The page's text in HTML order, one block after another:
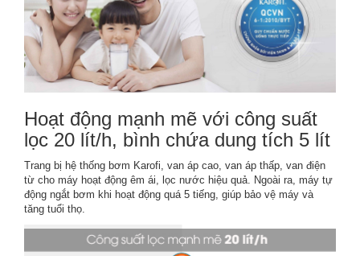
Hoạt động mạnh mẽ với công suất
lọc 20 lít/h, bình chứa dung tích 5 lít
Trang bị hệ thống bơm Karofi, van áp cao, van áp thấp, van điện
từ cho máy hoạt động êm ái, lọc nước hiệu quả. Ngoài ra, máy tự
động ngắt bơm khi hoạt động quá 5 tiếng, giúp bảo vệ máy và
tăng tuổi thọ.